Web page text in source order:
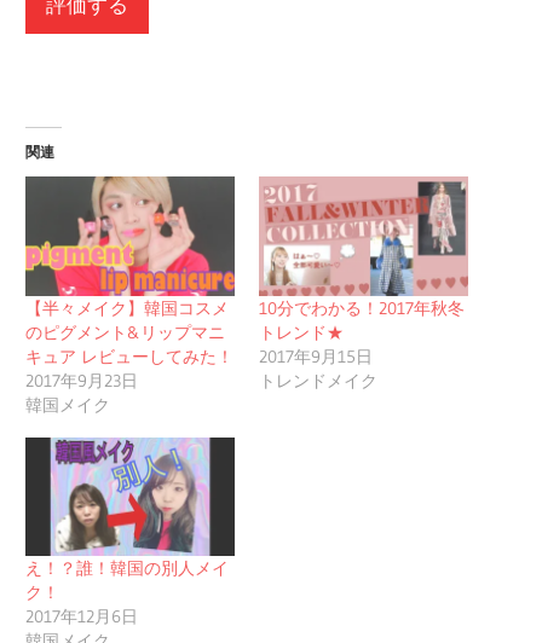
関連
【半々メイク】韓国コスメ
のピグメント&リップマニ
キュア レビューしてみた！
2017年9月23日
韓国メイク
10分でわかる！2017年秋冬
トレンド★
2017年9月15日
トレンドメイク
え！？誰！韓国の別人メイ
ク！
2017年12月6日